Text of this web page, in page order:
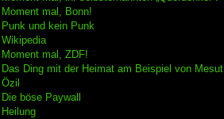
Moment mal, Bonn!
Punk und kein Punk
Wikipedia
Moment mal, ZDF!
Das Ding mit der Heimat am Beispiel von Mesut
Özil
Die böse Paywall
Heilung